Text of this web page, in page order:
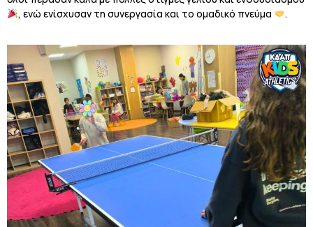
, ενώ ενίσχυσαν τη συνεργασία και το ομαδικό πνεύμα
.